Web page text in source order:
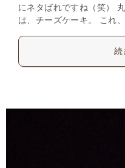
にネタばれですね（笑）
は、チーズケーキ。 これ
続